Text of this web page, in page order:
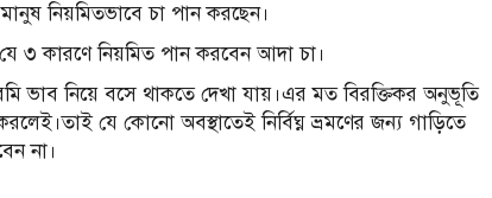
নিয়মিতভাবে চা পান করছেন।
৩ কারণে নিয়মিত পান করবেন আদা চা।
ভাব নিয়ে বসে থাকতে দেখা যায়।এর মত বিরক্তিকর অনুভূতি
যে কোনো অবস্থাতেই নির্বিঘ্ন ভ্রমণের জন্য গাড়িতে
না।